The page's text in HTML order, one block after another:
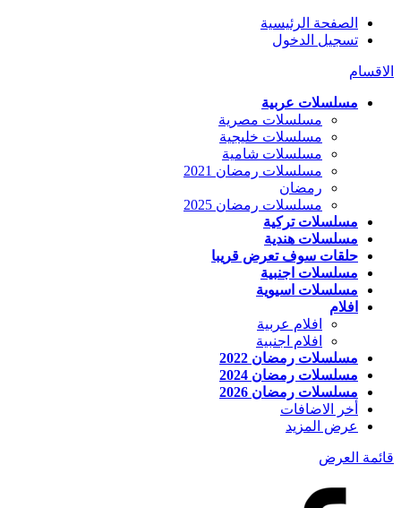
الصفحة الرئيسية
تسجيل الدخول
الاقسام
مسلسلات عربية
مسلسلات مصرية
مسلسلات خليجية
مسلسلات شامية
مسلسلات رمضان 2021
رمضان
مسلسلات رمضان 2025
مسلسلات تركية
مسلسلات هندية
حلقات سوف تعرض قريبا
مسلسلات اجنبية
مسلسلات اسيوية
افلام
افلام عربية
افلام اجنبية
مسلسلات رمضان 2022
مسلسلات رمضان 2024
مسلسلات رمضان 2026
أخر الاضافات
عرض المزيد
قائمة العرض